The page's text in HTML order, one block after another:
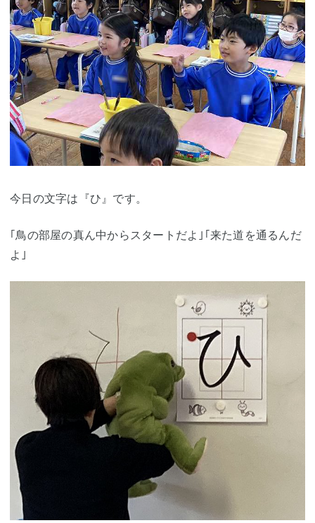
今日の文字は『ひ』です。
｢鳥の部屋の真ん中からスタートだよ｣｢来た道を通るんだ
よ｣